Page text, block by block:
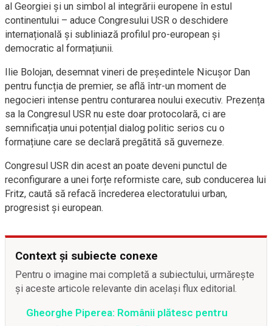
al Georgiei și un simbol al integrării europene în estul
continentului – aduce Congresului USR o deschidere
internațională și subliniază profilul pro-european și
democratic al formațiunii.
Ilie Bolojan, desemnat vineri de președintele Nicușor Dan
pentru funcția de premier, se află într-un moment de
negocieri intense pentru conturarea noului executiv. Prezența
sa la Congresul USR nu este doar protocolară, ci are
semnificația unui potențial dialog politic serios cu o
formațiune care se declară pregătită să guverneze.
Congresul USR din acest an poate deveni punctul de
reconfigurare a unei forțe reformiste care, sub conducerea lui
Fritz, caută să refacă încrederea electoratului urban,
progresist și european.
Context și subiecte conexe
Pentru o imagine mai completă a subiectului, urmărește
și aceste articole relevante din același flux editorial.
Gheorghe Piperea: Românii plătesc pentru